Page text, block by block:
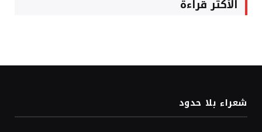
الأكثر قراءة
شعراء بلا حدود